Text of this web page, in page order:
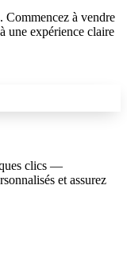
à vendre
une expérience claire
clics —
et assurez